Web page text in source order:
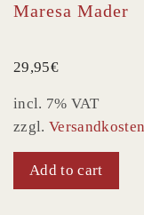
Maresa Mader
29,95€
incl. 7% VAT
zzgl.Versandkosten
Add to cart